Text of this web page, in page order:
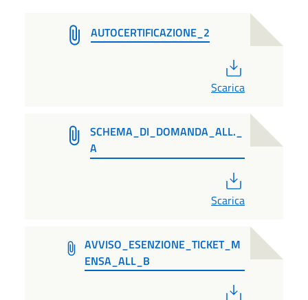
AUTOCERTIFICAZIONE_2
Scarica
SCHEMA_DI_DOMANDA_ALL._
A
Scarica
AVVISO_ESENZIONE_TICKET_M
ENSA_ALL_B